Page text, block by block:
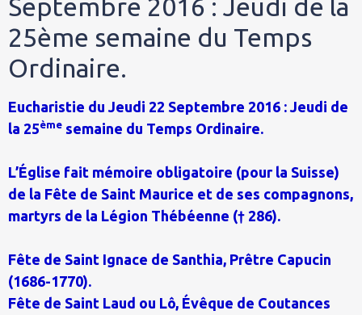
Septembre 2016 : Jeudi de la
25ème semaine du Temps
Ordinaire.
Eucharistie du Jeudi 22 Septembre 2016 : Jeudi de
la 25ème semaine du Temps Ordinaire.
L’Église fait mémoire obligatoire (pour la Suisse)
de la Fête de Saint Maurice et de ses compagnons,
martyrs de la Légion Thébéenne († 286).
Fête de Saint Ignace de Santhia, Prêtre Capucin
(1686-1770).
Fête de Saint Laud ou Lô, Évêque de Coutances